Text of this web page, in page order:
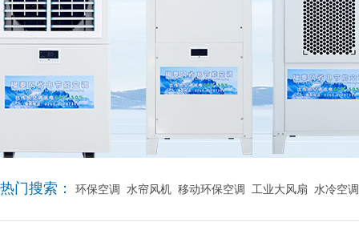
热门搜索： 环保空调 水帘风机 移动环保空调 工业大风扇 水冷空